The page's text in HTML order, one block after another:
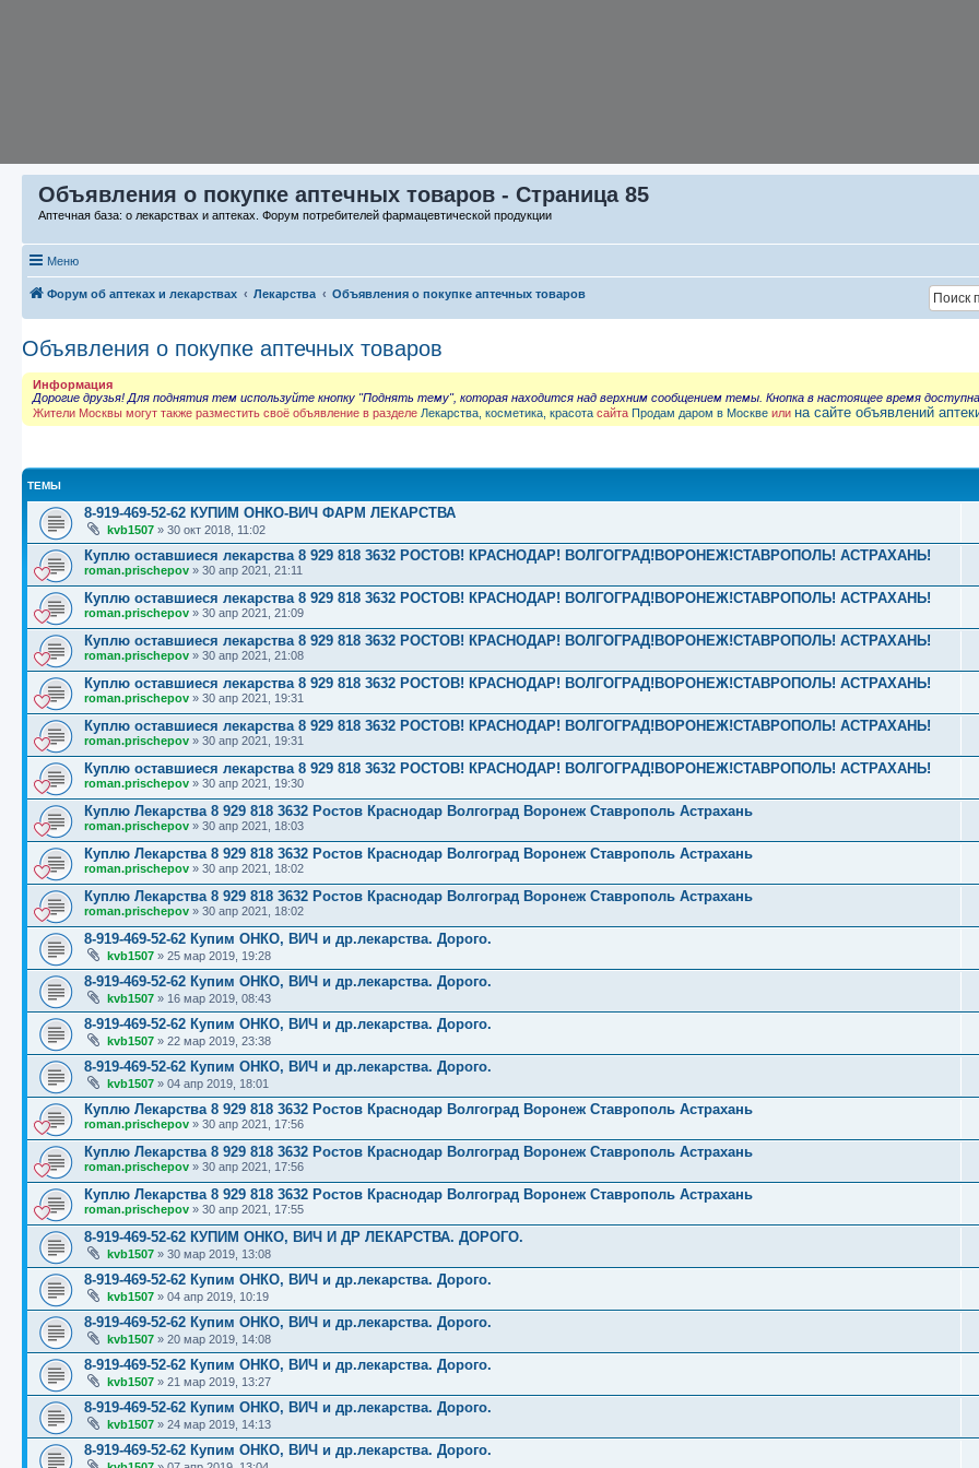
Объявления о покупке аптечных товаров - Страница 85
Аптечная база: о лекарствах и аптеках. Форум потребителей фармацевтической продукции
Меню
Форум об аптеках и лекарствах Лекарства Объявления о покупке аптечных товаров
Объявления о покупке аптечных товаров
Информация
Дорогие друзья! Для поднятия тем используйте кнопку "Поднять тему", которая находится над верхним сообщением темы. Кнопка в настоящее время
Жители Москвы могут также разместить своё объявление в разделе Лекарства, косметика, красота сайта Продам даром в Москве или на сайте объявлений
ТЕМЫ
8-919-469-52-62 КУПИМ ОНКО-ВИЧ ФАРМ ЛЕКАРСТВА
kvb1507 » 30 окт 2018, 11:02
Куплю оставшиеся лекарства 8 929 818 3632 РОСТОВ! КРАСНОДАР! ВОЛГОГРАД!ВОРОНЕЖ!СТАВРОПОЛЬ! АСТРАХАНЬ!
roman.prischepov » 30 апр 2021, 21:11
Куплю оставшиеся лекарства 8 929 818 3632 РОСТОВ! КРАСНОДАР! ВОЛГОГРАД!ВОРОНЕЖ!СТАВРОПОЛЬ! АСТРАХАНЬ!
roman.prischepov » 30 апр 2021, 21:09
Куплю оставшиеся лекарства 8 929 818 3632 РОСТОВ! КРАСНОДАР! ВОЛГОГРАД!ВОРОНЕЖ!СТАВРОПОЛЬ! АСТРАХАНЬ!
roman.prischepov » 30 апр 2021, 21:08
Куплю оставшиеся лекарства 8 929 818 3632 РОСТОВ! КРАСНОДАР! ВОЛГОГРАД!ВОРОНЕЖ!СТАВРОПОЛЬ! АСТРАХАНЬ!
roman.prischepov » 30 апр 2021, 19:31
Куплю оставшиеся лекарства 8 929 818 3632 РОСТОВ! КРАСНОДАР! ВОЛГОГРАД!ВОРОНЕЖ!СТАВРОПОЛЬ! АСТРАХАНЬ!
roman.prischepov » 30 апр 2021, 19:31
Куплю оставшиеся лекарства 8 929 818 3632 РОСТОВ! КРАСНОДАР! ВОЛГОГРАД!ВОРОНЕЖ!СТАВРОПОЛЬ! АСТРАХАНЬ!
roman.prischepov » 30 апр 2021, 19:30
Куплю Лекарства 8 929 818 3632 Ростов Краснодар Волгоград Воронеж Ставрополь Астрахань
roman.prischepov » 30 апр 2021, 18:03
Куплю Лекарства 8 929 818 3632 Ростов Краснодар Волгоград Воронеж Ставрополь Астрахань
roman.prischepov » 30 апр 2021, 18:02
Куплю Лекарства 8 929 818 3632 Ростов Краснодар Волгоград Воронеж Ставрополь Астрахань
roman.prischepov » 30 апр 2021, 18:02
8-919-469-52-62 Купим ОНКО, ВИЧ и др.лекарства. Дорого.
kvb1507 » 25 мар 2019, 19:28
8-919-469-52-62 Купим ОНКО, ВИЧ и др.лекарства. Дорого.
kvb1507 » 16 мар 2019, 08:43
8-919-469-52-62 Купим ОНКО, ВИЧ и др.лекарства. Дорого.
kvb1507 » 22 мар 2019, 23:38
8-919-469-52-62 Купим ОНКО, ВИЧ и др.лекарства. Дорого.
kvb1507 » 04 апр 2019, 18:01
Куплю Лекарства 8 929 818 3632 Ростов Краснодар Волгоград Воронеж Ставрополь Астрахань
roman.prischepov » 30 апр 2021, 17:56
Куплю Лекарства 8 929 818 3632 Ростов Краснодар Волгоград Воронеж Ставрополь Астрахань
roman.prischepov » 30 апр 2021, 17:56
Куплю Лекарства 8 929 818 3632 Ростов Краснодар Волгоград Воронеж Ставрополь Астрахань
roman.prischepov » 30 апр 2021, 17:55
8-919-469-52-62 КУПИМ ОНКО, ВИЧ И ДР ЛЕКАРСТВА. ДОРОГО.
kvb1507 » 30 мар 2019, 13:08
8-919-469-52-62 Купим ОНКО, ВИЧ и др.лекарства. Дорого.
kvb1507 » 04 апр 2019, 10:19
8-919-469-52-62 Купим ОНКО, ВИЧ и др.лекарства. Дорого.
kvb1507 » 20 мар 2019, 14:08
8-919-469-52-62 Купим ОНКО, ВИЧ и др.лекарства. Дорого.
kvb1507 » 21 мар 2019, 13:27
8-919-469-52-62 Купим ОНКО, ВИЧ и др.лекарства. Дорого.
kvb1507 » 24 мар 2019, 14:13
8-919-469-52-62 Купим ОНКО, ВИЧ и др.лекарства. Дорого.